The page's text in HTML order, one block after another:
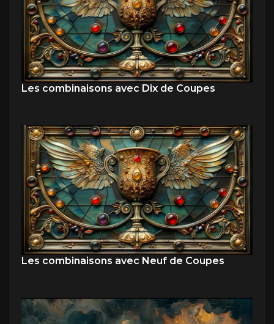
Les combinaisons avec Dix de Coupes
Les combinaisons avec Neuf de Coupes